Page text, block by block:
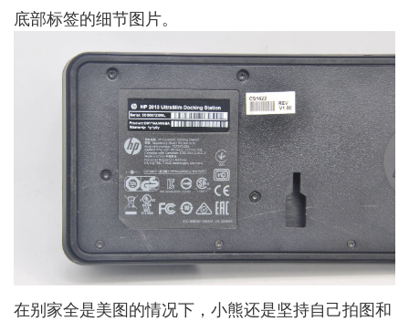
底部标签的细节图片。
在别家全是美图的情况下，小熊还是坚持自己拍图和